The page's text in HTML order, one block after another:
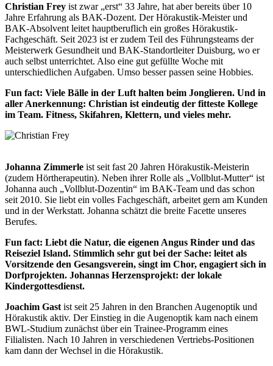
Christian Frey ist zwar „erst“ 33 Jahre, hat aber bereits über 10
Jahre Erfahrung als BAK-Dozent. Der Hörakustik-Meister und
BAK-Absolvent leitet hauptberuflich ein großes Hörakustik-
Fachgeschäft. Seit 2023 ist er zudem Teil des Führungsteams der
Meisterwerk Gesundheit und BAK-Standortleiter Duisburg, wo er
auch selbst unterrichtet. Also eine gut gefüllte Woche mit
unterschiedlichen Aufgaben. Umso besser passen seine Hobbies.
Fun fact: Viele Bälle in der Luft halten beim Jonglieren. Und in
aller Anerkennung: Christian ist eindeutig der fitteste Kollege
im Team. Fitness, Skifahren, Klettern, und vieles mehr.
Johanna Zimmerle ist seit fast 20 Jahren Hörakustik-Meisterin
(zudem Hörtherapeutin). Neben ihrer Rolle als „Vollblut-Mutter“ ist
Johanna auch „Vollblut-Dozentin“ im BAK-Team und das schon
seit 2010. Sie liebt ein volles Fachgeschäft, arbeitet gern am Kunden
und in der Werkstatt. Johanna schätzt die breite Facette unseres
Berufes.
Fun fact: Liebt die Natur, die eigenen Angus Rinder und das
Reiseziel Island. Stimmlich sehr gut bei der Sache: leitet als
Vorsitzende den Gesangsverein, singt im Chor, engagiert sich in
Dorfprojekten. Johannas Herzensprojekt: der lokale
Kindergottesdienst.
Joachim Gast ist seit 25 Jahren in den Branchen Augenoptik und
Hörakustik aktiv. Der Einstieg in die Augenoptik kam nach einem
BWL-Studium zunächst über ein Trainee-Programm eines
Filialisten. Nach 10 Jahren in verschiedenen Vertriebs-Positionen
kam dann der Wechsel in die Hörakustik.